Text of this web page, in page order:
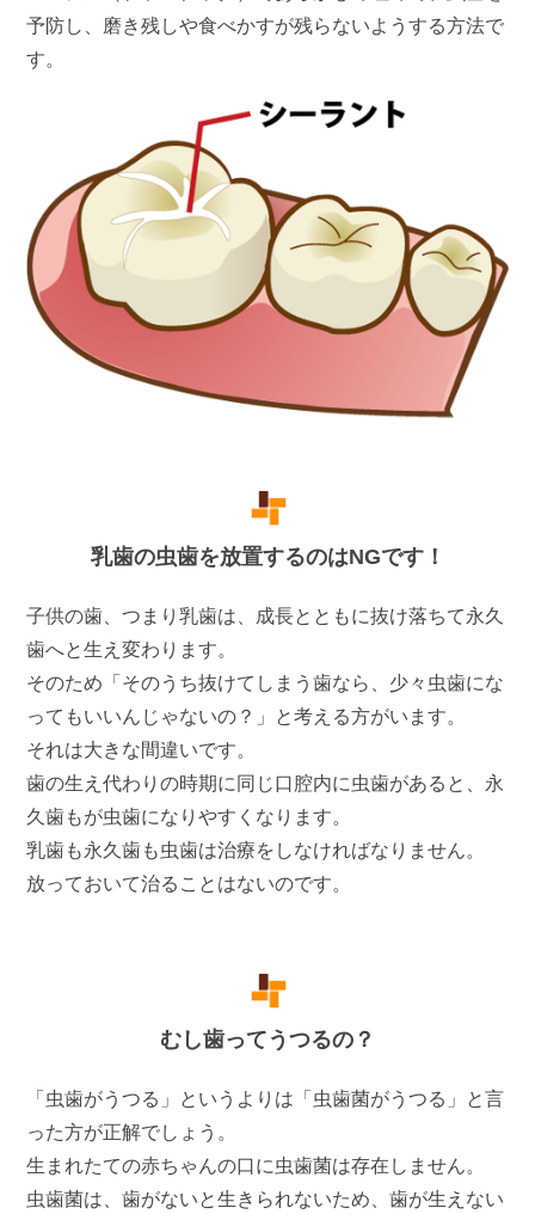
予防し、磨き残しや食べかすが残らないようする方法で
す。
乳歯の虫歯を放置するのはNGです！
子供の歯、つまり乳歯は、成長とともに抜け落ちて永久
歯へと生え変わります。
そのため「そのうち抜けてしまう歯なら、少々虫歯にな
ってもいいんじゃないの？」と考える方がいます。
それは大きな間違いです。
歯の生え代わりの時期に同じ口腔内に虫歯があると、永
久歯もが虫歯になりやすくなります。
乳歯も永久歯も虫歯は治療をしなければなりません。
放っておいて治ることはないのです。
むし歯ってうつるの？
「虫歯がうつる」というよりは「虫歯菌がうつる」と言
った方が正解でしょう。
生まれたての赤ちゃんの口に虫歯菌は存在しません。
虫歯菌は、歯がないと生きられないため、歯が生えない